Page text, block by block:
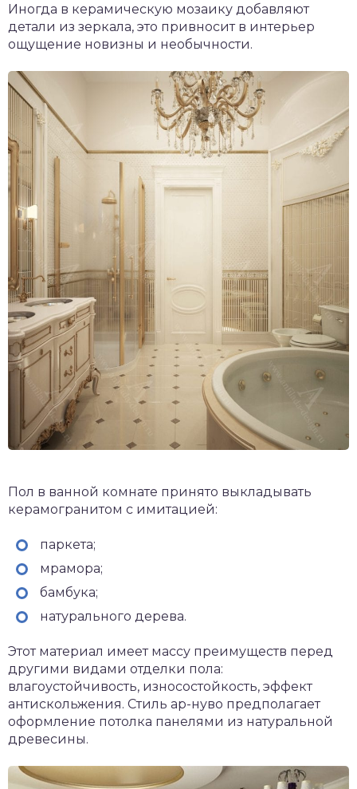
Иногда в керамическую мозаику добавляют
детали из зеркала, это привносит в интерьер
ощущение новизны и необычности.
Пол в ванной комнате принято выкладывать
керамогранитом с имитацией:
паркета;
мрамора;
бамбука;
натурального дерева.
Этот материал имеет массу преимуществ перед
другими видами отделки пола:
влагоустойчивость, износостойкость, эффект
антискольжения. Стиль ар-нуво предполагает
оформление потолка панелями из натуральной
древесины.